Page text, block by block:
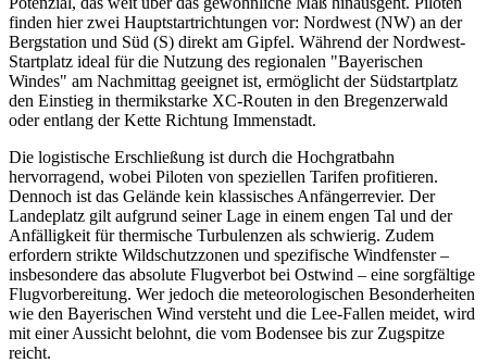
finden hier zwei Hauptstartrichtungen vor: Nordwest (NW) an der
Bergstation und Süd (S) direkt am Gipfel. Während der Nordwest-
Startplatz ideal für die Nutzung des regionalen "Bayerischen
Windes" am Nachmittag geeignet ist, ermöglicht der Südstartplatz
den Einstieg in thermikstarke XC-Routen in den Bregenzerwald
oder entlang der Kette Richtung Immenstadt.
Die logistische Erschließung ist durch die Hochgratbahn
hervorragend, wobei Piloten von speziellen Tarifen profitieren.
Dennoch ist das Gelände kein klassisches Anfängerrevier. Der
Landeplatz gilt aufgrund seiner Lage in einem engen Tal und der
Anfälligkeit für thermische Turbulenzen als schwierig. Zudem
erfordern strikte Wildschutzzonen und spezifische Windfenster –
insbesondere das absolute Flugverbot bei Ostwind – eine sorgfältige
Flugvorbereitung. Wer jedoch die meteorologischen Besonderheiten
wie den Bayerischen Wind versteht und die Lee-Fallen meidet, wird
mit einer Aussicht belohnt, die vom Bodensee bis zur Zugspitze
reicht.